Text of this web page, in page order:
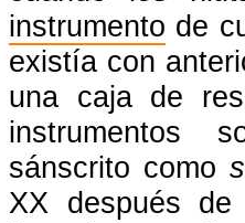
instrumento de
existía con
una caja de
instrumentos
sánscrito como
XX después